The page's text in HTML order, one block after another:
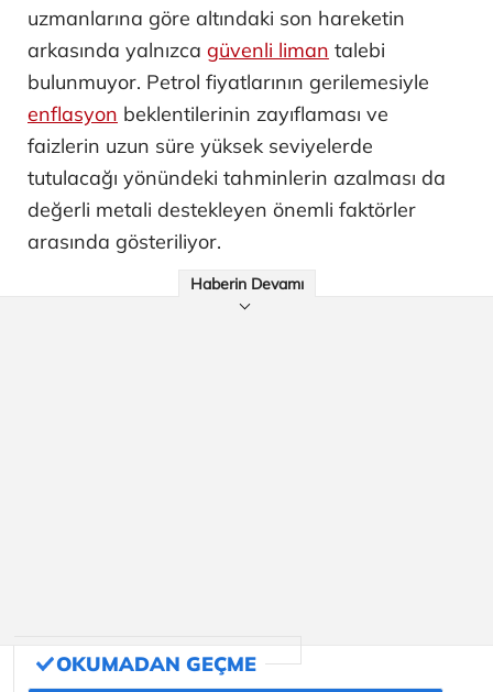
uzmanlarına göre altındaki son hareketin
arkasında yalnızca güvenli liman talebi
bulunmuyor. Petrol fiyatlarının gerilemesiyle
enflasyon beklentilerinin zayıflaması ve
faizlerin uzun süre yüksek seviyelerde
tutulacağı yönündeki tahminlerin azalması da
değerli metali destekleyen önemli faktörler
arasında gösteriliyor.
Haberin Devamı